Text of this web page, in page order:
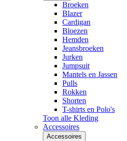
Broeken
Blazer
Cardigan
Bloezen
Hemden
Jeansbroeken
Jurken
Jumpsuit
Mantels en Jassen
Pulls
Rokken
Shorten
T-shirts en Polo's
Toon alle Kleding
Accessoires
Accessoires